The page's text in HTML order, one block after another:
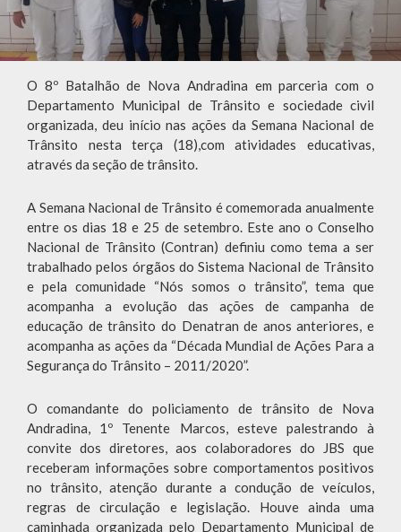
O 8º Batalhão de Nova Andradina em parceria com o
Departamento Municipal de Trânsito e sociedade civil
organizada, deu início nas ações da Semana Nacional de
Trânsito nesta terça (18),com atividades educativas,
através da seção de trânsito.
A Semana Nacional de Trânsito é comemorada anualmente
entre os dias 18 e 25 de setembro. Este ano o Conselho
Nacional de Trânsito (Contran) definiu como tema a ser
trabalhado pelos órgãos do Sistema Nacional de Trânsito
e pela comunidade “Nós somos o trânsito”, tema que
acompanha a evolução das ações de campanha de
educação de trânsito do Denatran de anos anteriores, e
acompanha as ações da “Década Mundial de Ações Para a
Segurança do Trânsito – 2011/2020”.
O comandante do policiamento de trânsito de Nova
Andradina, 1º Tenente Marcos, esteve palestrando à
convite dos diretores, aos colaboradores do JBS que
receberam informações sobre comportamentos positivos
no trânsito, atenção durante a condução de veículos,
regras de circulação e legislação. Houve ainda uma
caminhada organizada pelo Departamento Municipal de